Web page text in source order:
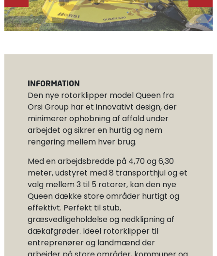
INFORMATION
Den nye rotorklipper model Queen fra
Orsi Group har et innovativt design, der
minimerer ophobning af affald under
arbejdet og sikrer en hurtig og nem
rengøring mellem hver brug.
Med en arbejdsbredde på 4,70 og 6,30
meter, udstyret med 8 transporthjul og et
valg mellem 3 til 5 rotorer, kan den nye
Queen dække store områder hurtigt og
effektivt. Perfekt til stub,
græsvedligeholdelse og nedklipning af
dækafgrøder. Ideel rotorklipper til
entreprenører og landmænd der